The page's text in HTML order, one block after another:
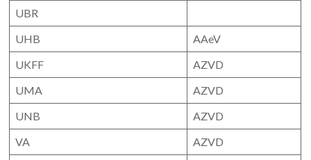
UBR
UHB
AAeV
UKFF
AZVD
UMA
AZVD
UNB
AZVD
VA
AZVD